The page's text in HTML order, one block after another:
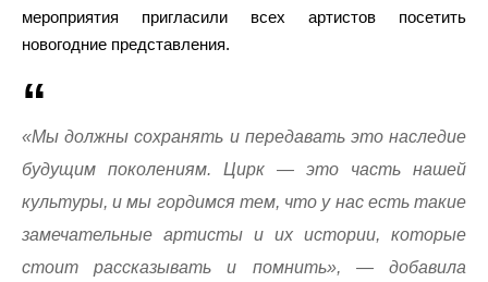
мероприятия пригласили всех артистов посетить
новогодние представления.
«Мы должны сохранять и передавать это наследие
будущим поколениям. Цирк — это часть нашей
культуры, и мы гордимся тем, что у нас есть такие
замечательные артисты и их истории, которые
стоит рассказывать и помнить», — добавила